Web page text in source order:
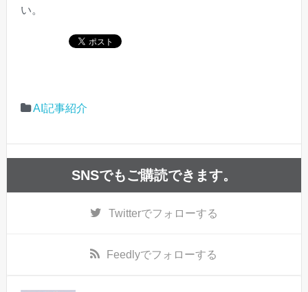
い。
AI記事紹介
SNSでもご購読できます。
Twitterでフォローする
Feedlyでフォローする